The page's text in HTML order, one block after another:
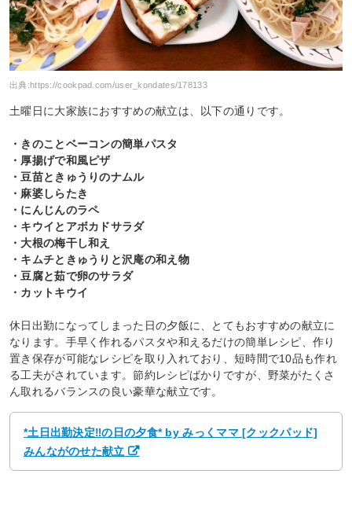
出典:https://cookpad.com/user_kondates/178133
土曜日に大家族におすすめの献立は、以下の通りです。
・きのことベーコンの簡単パスタ
・厚揚げで和風ピザ
・豆苗ときゅうりのナムル
・麻婆しらたき
・にんじんのラペ
・キウイとアボカドサラダ
・大根の梅干し和え
・キムチときゅうりと沢庵の和え物
・豆腐と茹で卵のサラダ
・カットキウイ
休日出勤になってしまった日の夕飯に、とてもおすすめの献立に
なります。手早く作れるパスタや和えるだけの簡単レシピ、作り
置き保存が可能なレシピを取り入れており、短時間で10品も作れ
る工夫がされています。節約レシピばかりですが、野菜がたくさ
ん取れるバランスの良い豪華な献立です。
*土日出勤決定‼の日の夕食* by みっくママ [クックパッド]
みんながのせた献立